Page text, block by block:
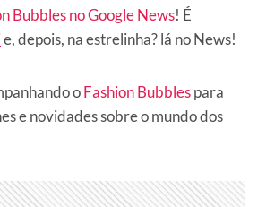
Bubbles no Google News! É
e, depois, na estrelinha? lá no News!
oFashion Bubblespara
e novidades sobre o mundo dos